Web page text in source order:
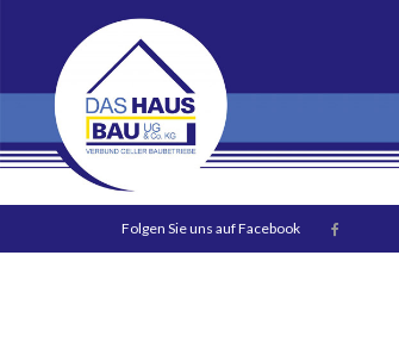
Folgen Sie uns auf Facebook